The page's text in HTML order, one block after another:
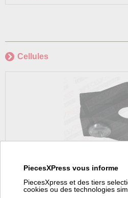
Cellules
PiecesXPress vous informe
PiecesXpress et des tiers
cookies ou des technologies